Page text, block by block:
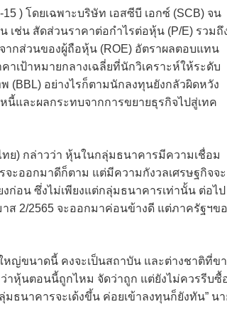
) โดยเฉพาะบริษัท เอสซีบี เอกซ์ (SCB) จน
เช่น สัดส่วนราคาต่อกำไรต่อหุ้น (P/E) รวมถึ
กส่วนของผู้ถือหุ้น (ROE) อัตราผลตอบแทน
าเป้าหมายกลางเฉลี่ยที่นักวิเคราะห์ให้ระดับ
(BBL) อย่างไรก็ตามนักลงทุนยังกลัวผิดหวัง
นี้และผลกระทบจากการขยายธุรกิจไปสู่เทค
ย) กล่าวว่า หุ้นในกลุ่มธนาคารมีความเชื่อม
จะออกมาดีก็ตาม แต่มีความกังวลเศรษฐกิจจะ
ก่อน ซึ่งไม่เพียงแต่กลุ่มธนาคารเท่านั้น ต่อไป
ส 2/2565 จะออกมาค่อนข้างดี แต่ภาครัฐฯขอ
ญ่ขนาดนี้ คงจะเป็นสถาบัน และต่างชาติที่ข
าหุ้นตอนนี้ถูกไหม จัดว่าถูก แต่ยังไม่ควรรีบซื้
ธนาคารจะเด้งขึ้น ค่อยเข้าลงทุนก็ยังทัน” น